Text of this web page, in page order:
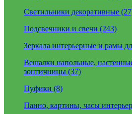
Светильники декоративные
Подсвечники и свечи (243)
Зеркала интерьерные и рамы
Вешалки напольные,
зонтичницы (37)
Пуфики (8)
Панно, картины, часы